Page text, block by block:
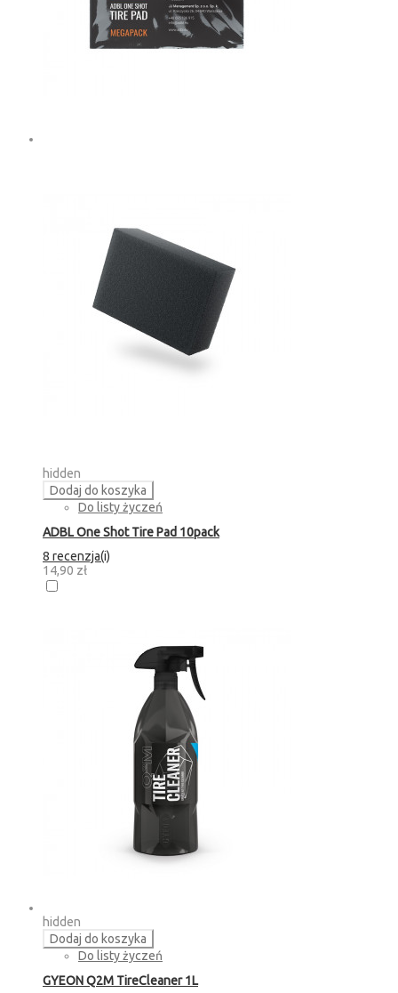
hidden
Dodaj do koszyka
Do listy życzeń
ADBL One Shot Tire Pad 10pack
8 recenzja(i)
14,90 zł
hidden
Dodaj do koszyka
Do listy życzeń
GYEON Q2M TireCleaner 1L